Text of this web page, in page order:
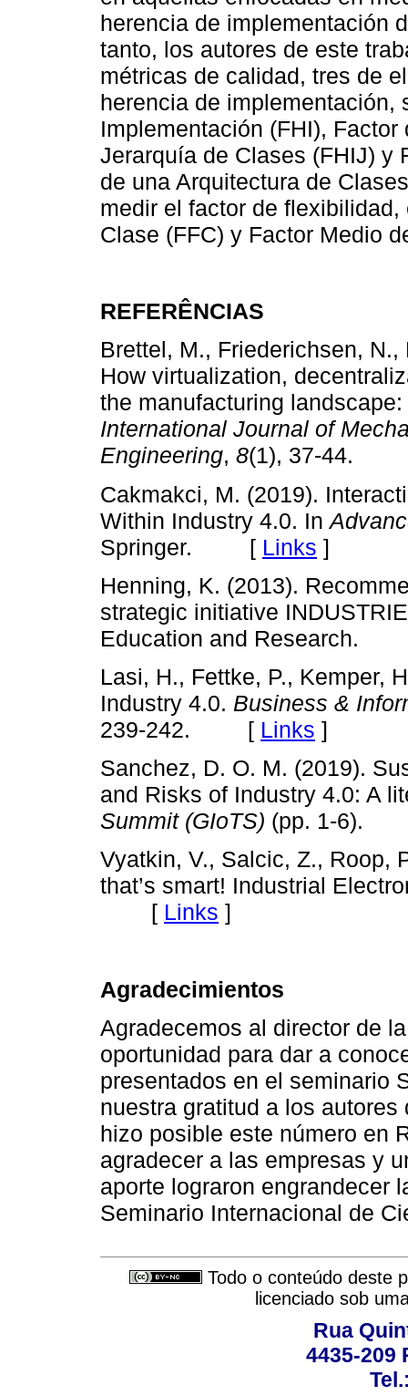
herencia de implementación
tanto, los autores de este
métricas de calidad, tres de
herencia de implementación,
Implementación (FHI),
Jerarquía de Clases (FHIJ) y
de una Arquitectura de
medir el factor de
Clase (FFC) y Factor Medio
REFERÊNCIAS
Brettel, M., Friederichsen,
How virtualization,
the manufacturing
International Journal of
Engineering, 8(1), 37-
Cakmakci, M. (2019).
Within Industry 4.0. In
Springer. [ Links ]
Henning, K. (2013).
strategic initiative
Education and
Lasi, H., Fettke, P., Kemper,
Industry 4.0. Business &
239-242. [ Links ]
Sanchez, D. O. M. (2019).
and Risks of Industry 4.0: A
Summit (GIoTS) (pp. 1-
Vyatkin, V., Salcic, Z., Roop,
that’s smart! Industrial
[ Links ]
Agradecimientos
Agradecemos al director de
oportunidad para dar a
presentados en el seminario
nuestra gratitud a los
hizo posible este número en
agradecer a las empresas y
aporte lograron engrandecer
Seminario Internacional de
Todo o conteúdo deste
licenciado sob
Rua
4435-209